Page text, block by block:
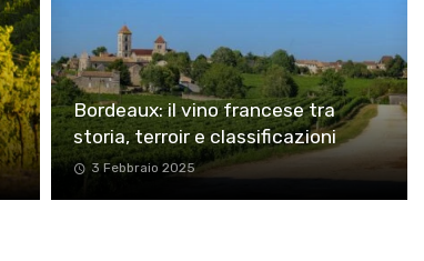
Bordeaux: il vino francese tra
storia, terroir e classificazioni
3 Febbraio 2025